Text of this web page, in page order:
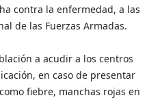
contra la enfermedad, a las
de las Fuerzas Armadas.
a acudir a los centros
en caso de presentar
fiebre, manchas rojas en